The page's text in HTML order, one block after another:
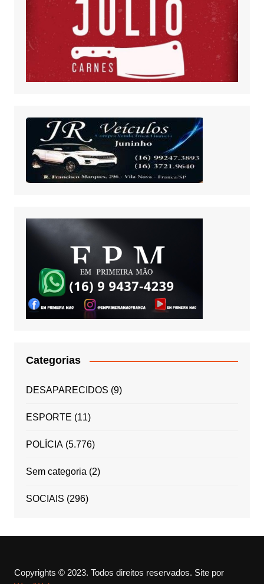
Categorias
DESAPARECIDOS (9)
ESPORTE (11)
POLÍCIA(5.776)
Sem categoria(2)
SOCIAIS (296)
Copyrights © 2023. Todos direitos reservados. Site por